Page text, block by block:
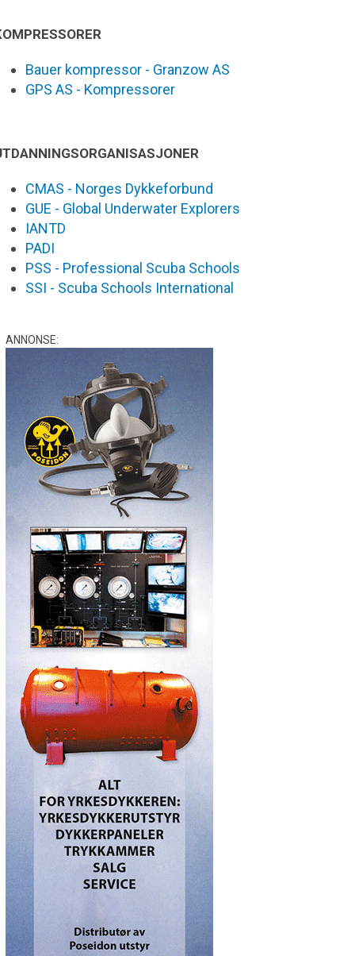
Bauer kompressor - Granzow AS
GPS AS - Kompressorer
CMAS - Norges Dykkeforbund
GUE - Global Underwater Explorers
IANTD
PADI
PSS - Professional Scuba Schools
SSI - Scuba Schools International
ANNONSE: